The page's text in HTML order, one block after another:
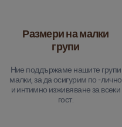
Размери на малки
групи
Ние поддържаме нашите групи
малки, за да осигурим по -лично
и интимно изживяване за всеки
гост.